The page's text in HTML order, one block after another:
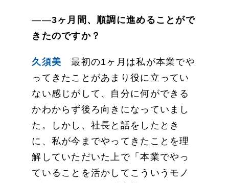
――3ヶ月間、順調に進めることがで
きたのですか？
久須美 最初の1ヶ月は私が本業でや
ってきたことがあまり役に立ってい
ない感じがして、自分に何ができる
かわからず後ろ向きになっていまし
た。しかし、社長と話をしたとき
に、私が今までやってきたことを理
解していただいた上で「本業でやっ
ていることを活かしてこういうモノ